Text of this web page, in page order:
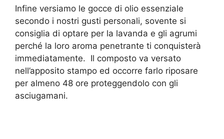
Infine versiamo le gocce di olio essenziale
secondo i nostri gusti personali, sovente si
consiglia di optare per la lavanda e gli agrumi
perché la loro aroma penetrante ti conquisterà
immediatamente. Il composto va versato
nell’apposito stampo ed occorre farlo riposare
per almeno 48 ore proteggendolo con gli
asciugamani.